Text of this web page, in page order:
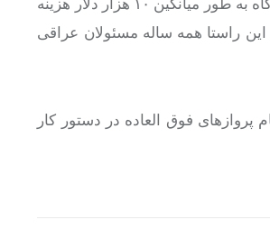
این راستا همه ساله مسئولان عراقی
فوق العاده در دستور کار